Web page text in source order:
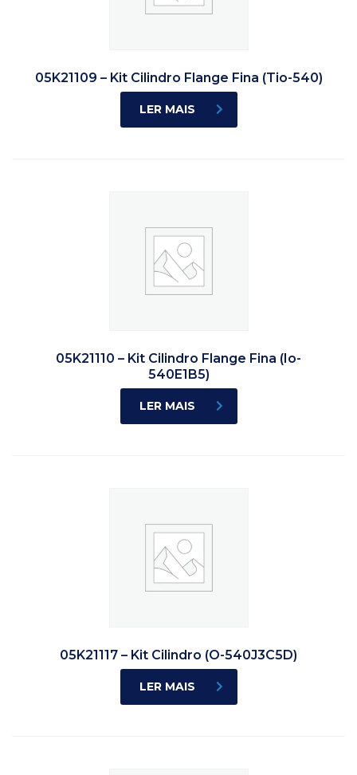
05K21109 – Kit Cilindro Flange Fina (Tio-540)
LER MAIS
05K21110 – Kit Cilindro Flange Fina (Io-
540E1B5)
LER MAIS
05K21117 – Kit Cilindro (O-540J3C5D)
LER MAIS